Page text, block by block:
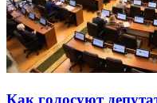
Как голосуют